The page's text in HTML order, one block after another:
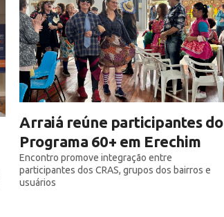
Arraiá reúne participantes do
Programa 60+ em Erechim
Encontro promove integração entre
participantes dos CRAS, grupos dos bairros e
usuários